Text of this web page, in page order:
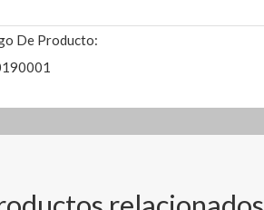
De Producto: